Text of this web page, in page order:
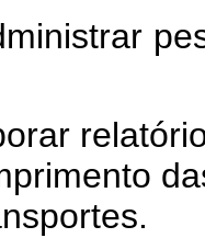
relatório